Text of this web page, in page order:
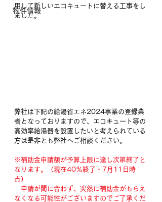
物件情報
用して新しいエコキュートに替える工事をし
ました。
弊社は下記の給湯省エネ2024事業の登録業
者となっておりますので、エコキュート等の
高効率給湯器を設置したいと考えられている
方は是非とも弊社へご相談ください。
※補助金申請額が予算上限に達し次第終了と
なります。（現在40％終了・7月11日時
点）
申請が間に合わず、突然に補助金がもらえ
なくなる可能性がございますのでご了承くだ